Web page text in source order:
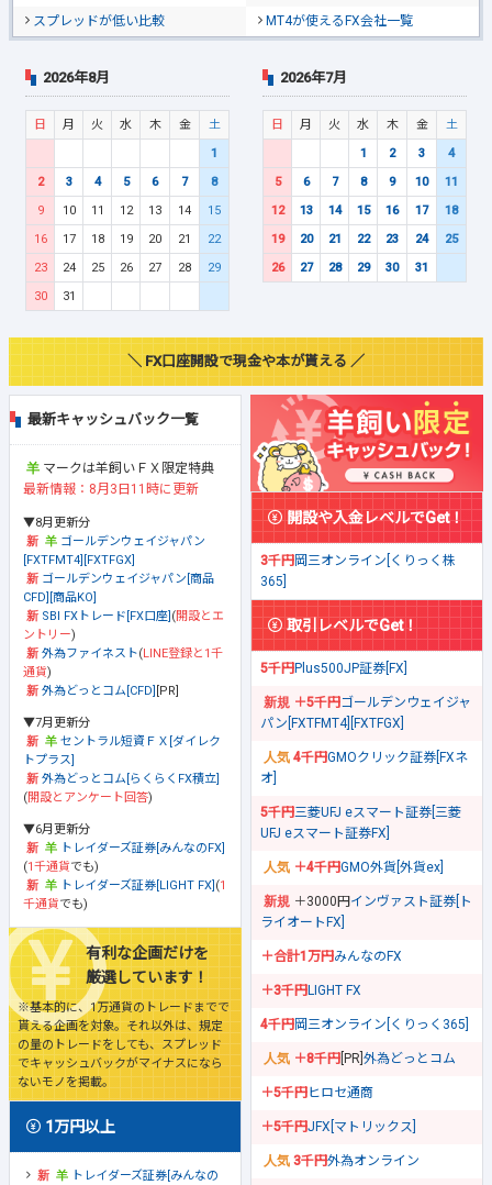
スプレッドが低い比較
MT4が使えるFX会社一覧
2026年8月
日 月 火 水 木 金
土
1
2
3 4 5 6 7
8
9
10 11 12 13 14
15
16
17 18 19 20 21
22
23
24 25 26 27 28
29
30
31
2026年7月
日 月 火 水 木 金
土
1
2 3
4
5
6 7 8 9 10
11
12
13 14 15 16 17
18
19
20 21 22 23 24
25
26
27 28 29 30 31
＼ FX口座開設で現金や本が貰える ／
最新キャッシュバック一覧
マークは羊飼いＦＸ限定特典
最新情報：8月3日11時に更新
▼8月更新分
ゴールデンウェイジャパン
[FXTFMT4][FXTFGX]
ゴールデンウェイジャパン[商品
CFD][商品KO]
SBI FXトレード[FX口座] (開設とエ
ントリー)
外為ファイネスト(LINE登録と1千
通貨)
外為どっとコム[CFD] [PR]
▼7月更新分
セントラル短資ＦＸ[ダイレク
トプラス]
外為どっとコム[らくらくFX積立]
(開設とアンケート回答)
▼6月更新分
トレイダーズ証券[みんなのFX]
(1千通貨でも)
トレイダーズ証券[LIGHT FX] (1
千通貨でも)
有利な企画だけを
厳選しています！
※基本的に、1万通貨のトレードまでで
貰える企画を対象。それ以外は、規定
の量のトレードをしても、スプレッド
でキャッシュバックがマイナスになら
ないモノを掲載。
1万円以上
トレイダーズ証券[みんなの
開設や入金レベルでGet！
3千円岡三オンライン[くりっく株
365]
取引レベルでGet！
5千円Plus500JP証券[FX]
＋5千円ゴールデンウェイジャ
パン[FXTFMT4][FXTFGX]
4千円GMOクリック証券[FXネ
オ]
5千円三菱UFJ eスマート証券[三菱
UFJ eスマート証券FX]
＋4千円GMO外貨[外貨ex]
＋3000円 インヴァスト証券[ト
ライオートFX]
＋合計1万円みんなのFX
＋3千円LIGHT FX
4千円岡三オンライン[くりっく365]
＋8千円 [PR] 外為どっとコム
＋5千円ヒロセ通商
＋5千円JFX[マトリックス]
3千円外為オンライン